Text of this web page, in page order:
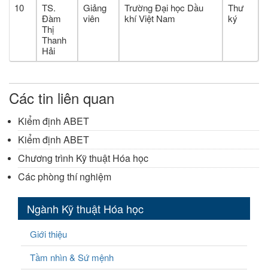
10
TS.
Đàm
Thị
Thanh
Hải
Giảng
viên
Trường Đại học Dầu
khí Việt Nam
Thư
ký
Các tin liên quan
Kiểm định ABET
Kiểm định ABET
Chương trình Kỹ thuật Hóa học
Các phòng thí nghiệm
Ngành Kỹ thuật Hóa học
Giới thiệu
Tầm nhìn & Sứ mệnh